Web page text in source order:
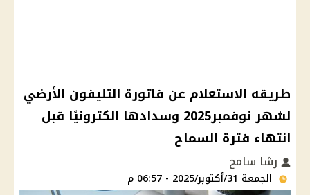
طريقه الاستعلام عن فاتورة التليفون الأرضي
لشهر نوفمبر2025 وسدادها الكترونيًا قبل
انتهاء فترة السماح
رشا سامح
الجمعة 31/أكتوبر/2025 - 06:57 م